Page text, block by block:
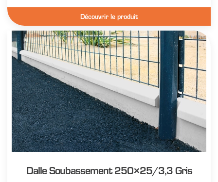
Découvrir le produit
Dalle Soubassement 250×25/3,3 Gris